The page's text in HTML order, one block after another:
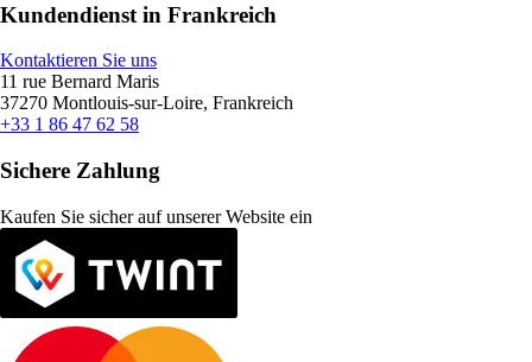
Kundendienst in Frankreich
Kontaktieren Sie uns
11 rue Bernard Maris
37270 Montlouis-sur-Loire, Frankreich
+33 1 86 47 62 58
Sichere Zahlung
Kaufen Sie sicher auf unserer Website ein